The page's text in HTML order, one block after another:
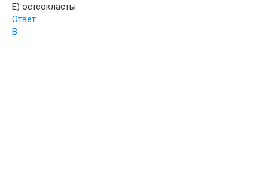
E) остеокласты
Ответ
В